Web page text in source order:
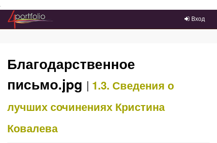
Преейти на главное меню
Вход
Благодарственное
письмо.jpg | 1.3. Сведения о
лучших сочинениях Кристина
Ковалева